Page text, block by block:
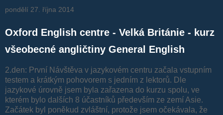
pondělí 27. října 2014
Oxford English centre - Velká Británie - kurz
všeobecné angličtiny General English
2.den: První Návštěva v jazykovém centru začala vstupním
testem a krátkým pohovorem s jedním z lektorů. Dle
jazykové úrovně jsem byla zařazena do kurzu spolu, ve
kterém bylo dalších 8 účastníků především ze zemí Asie.
Začátek byl poněkud zvláštní, protože jsem očekávala, že